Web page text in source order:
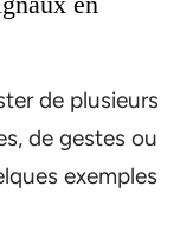
de plusieurs
de gestes ou
exemples